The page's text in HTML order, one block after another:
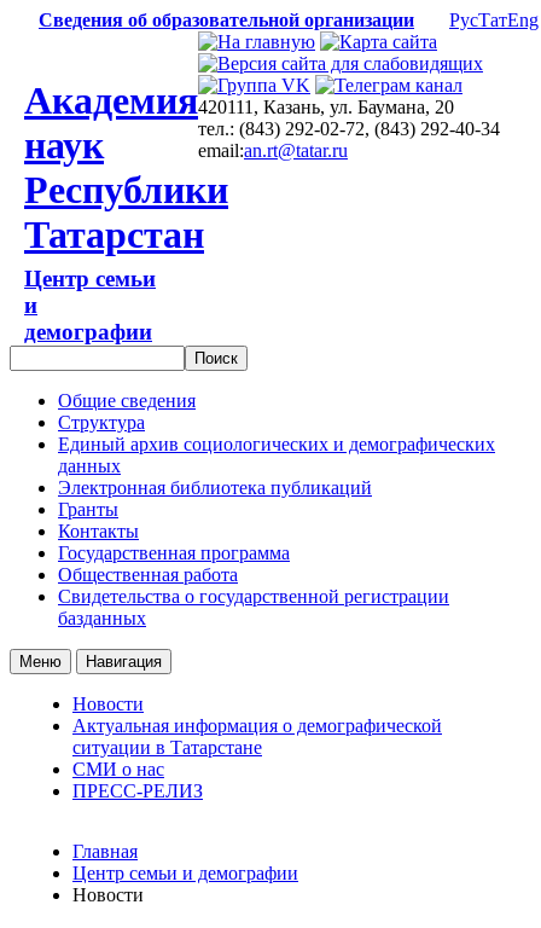
Сведения об образовательной организации РусТатEng
Академия
наук
Республики
Татарстан
Центр семьи
и
демографии
420111, Казань, ул. Баумана, 20
тел.: (843) 292-02-72, (843) 292-40-34
email:an.rt@tatar.ru
Общие сведения
Структура
Единый архив социологических и демографических
данных
Электронная библиотека публикаций
Гранты
Контакты
Государственная программа
Общественная работа
Свидетельства о государственной регистрации
базданных
Меню Навигация
Новости
Актуальная информация о демографической
ситуации в Татарстане
СМИ о нас
ПРЕСС-РЕЛИЗ
Главная
Центр семьи и демографии
Новости